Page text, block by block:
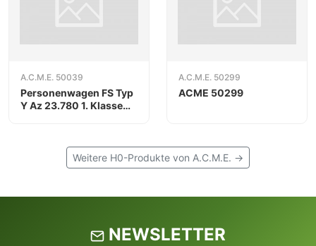
A.C.M.E. 50039
Personenwagen FS Typ
Y Az 23.780 1. Klasse
A.C.M.E. 50299
ACME 50299
Weitere H0-Produkte von A.C.M.E. →
NEWSLETTER